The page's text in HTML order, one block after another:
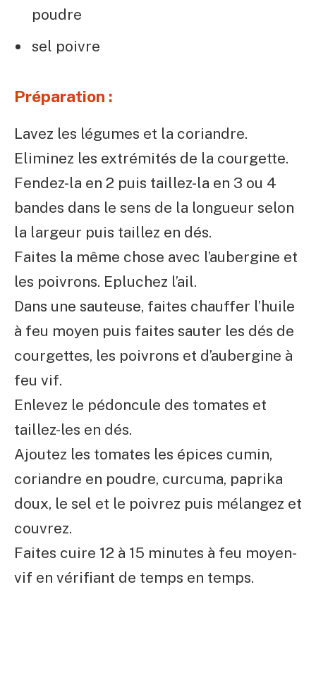
poudre
sel poivre
Préparation :
Lavez les légumes et la coriandre.
Eliminez les extrémités de la courgette.
Fendez-la en 2 puis taillez-la en 3 ou 4
bandes dans le sens de la longueur selon
la largeur puis taillez en dés.
Faites la même chose avec l’aubergine et
les poivrons. Epluchez l’ail.
Dans une sauteuse, faites chauffer l’huile
à feu moyen puis faites sauter les dés de
courgettes, les poivrons et d’aubergine à
feu vif.
Enlevez le pédoncule des tomates et
taillez-les en dés.
Ajoutez les tomates les épices cumin,
coriandre en poudre, curcuma, paprika
doux, le sel et le poivrez puis mélangez et
couvrez.
Faites cuire 12 à 15 minutes à feu moyen-
vif en vérifiant de temps en temps.